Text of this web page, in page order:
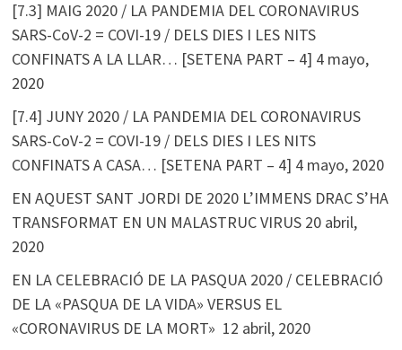
[7.3] MAIG 2020 / LA PANDEMIA DEL CORONAVIRUS
SARS-CoV-2 = COVI-19 / DELS DIES I LES NITS
CONFINATS A LA LLAR… [SETENA PART – 4] 4 mayo,
2020
[7.4] JUNY 2020 / LA PANDEMIA DEL CORONAVIRUS
SARS-CoV-2 = COVI-19 / DELS DIES I LES NITS
CONFINATS A CASA… [SETENA PART – 4] 4 mayo, 2020
EN AQUEST SANT JORDI DE 2020 L’IMMENS DRAC S’HA
TRANSFORMAT EN UN MALASTRUC VIRUS 20 abril,
2020
EN LA CELEBRACIÓ DE LA PASQUA 2020 / CELEBRACIÓ
DE LA «PASQUA DE LA VIDA» VERSUS EL
«CORONAVIRUS DE LA MORT» 12 abril, 2020